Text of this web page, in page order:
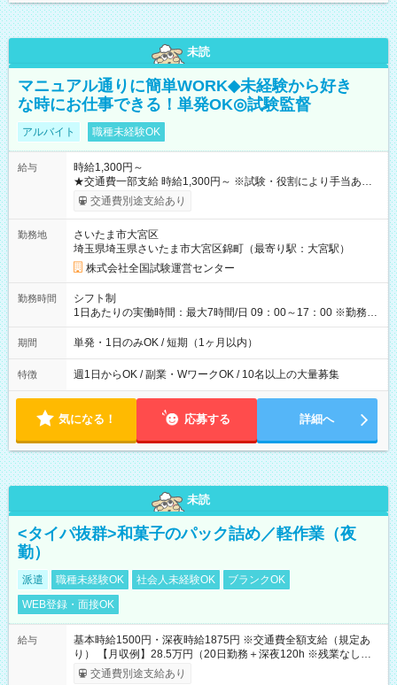
未読
マニュアル通りに簡単WORK◆未経験から好き
な時にお仕事できる！単発OK◎試験監督
アルバイト 職種未経験OK
給与
時給1,300円～
★交通費一部支給 時給1,300円～ ※試験・役割により手当あり
※勤務回数により昇給あり 【即給（前払い）オプションあ
り！】 希望される場合、勤務から1週間ほどで給与の一部を受け
例】 ・河合塾模擬試験 8:30～17:30（休憩1時間） 時給1,300円
×8時間＝日収10,400円＋交通費 ※当日の役割により時給＋100
円の場合あり ・国家試験 7:00～13:30（休憩なし） 時給1,300
円（役割手当＋100円）×6時間＝日収8,400円＋交通費 【試用期
間】試用期間なし
交通費別途支給あり
勤務地
さいたま市大宮区
埼玉県埼玉県さいたま市大宮区錦町（最寄り駅：大宮駅）
株式会社全国試験運営センター
勤務時間
シフト制
1日あたりの実働時間：最大7時間/日 09：00～17：00 ※勤務時
間は 試験により異なります。
期間 単発・1日のみOK / 短期（1ヶ月以内）
特徴 週1日からOK / 副業・WワークOK / 10名以上の大量募集
気になる！ 応募する 詳細へ
未読
<タイパ抜群>和菓子のパック詰め／軽作業（夜
勤）
派遣 職種未経験OK 社会人未経験OK
ブランクOK
WEB登録・面接OK
給与
基本時給1500円・深夜時給1875円 ※交通費全額支給（規定あ
り） 【月収例】28.5万円（20日勤務＋深夜120h ※残業なしの場
合）交通費別途支給あり